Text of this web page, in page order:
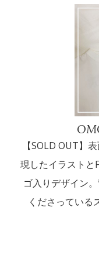
【SOLD OUT】
現したイラストと
ゴ入りデザイン
くださっている